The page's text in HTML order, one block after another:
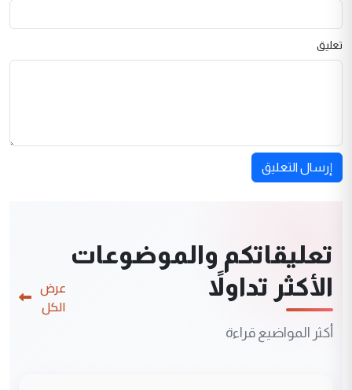
تعليق
إرسال التعليق
تعليقاتكم والموضوعات
الأكثر تداولاً
أكثر المواضيع قراءة
عرض
الكل